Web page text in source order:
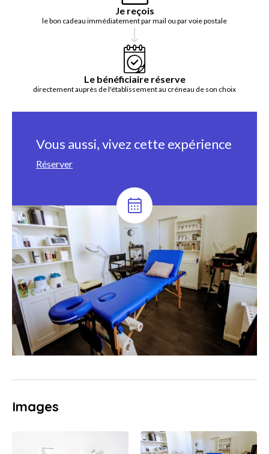
Je reçois
le bon cadeau immédiatement par mail ou par voie postale
Le bénéficiaire réserve
directement auprès de l'établissement au créneau de son choix
Vous aussi, vivez cette expérience
Réserver
Images